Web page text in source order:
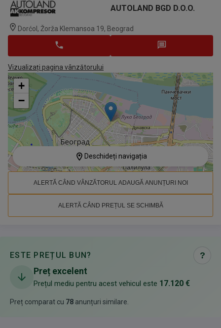
AUTOLAND BGD D.o.o.
Dorćol, Žorža Klemansoa 19, Beograd
Vizualizați pagina vânzătorului
+
−
Deschideți navigația
ALERTĂ CÂND VÂNZĂTORUL ADAUGĂ ANUNȚURI NOI
ALERTĂ CÂND PREȚUL SE SCHIMBĂ
ESTE PREȚUL BUN? ?
Preț excelent
Prețul mediu pentru acest vehicul este 17.120 €
Preț comparat cu 78 anunțuri similare